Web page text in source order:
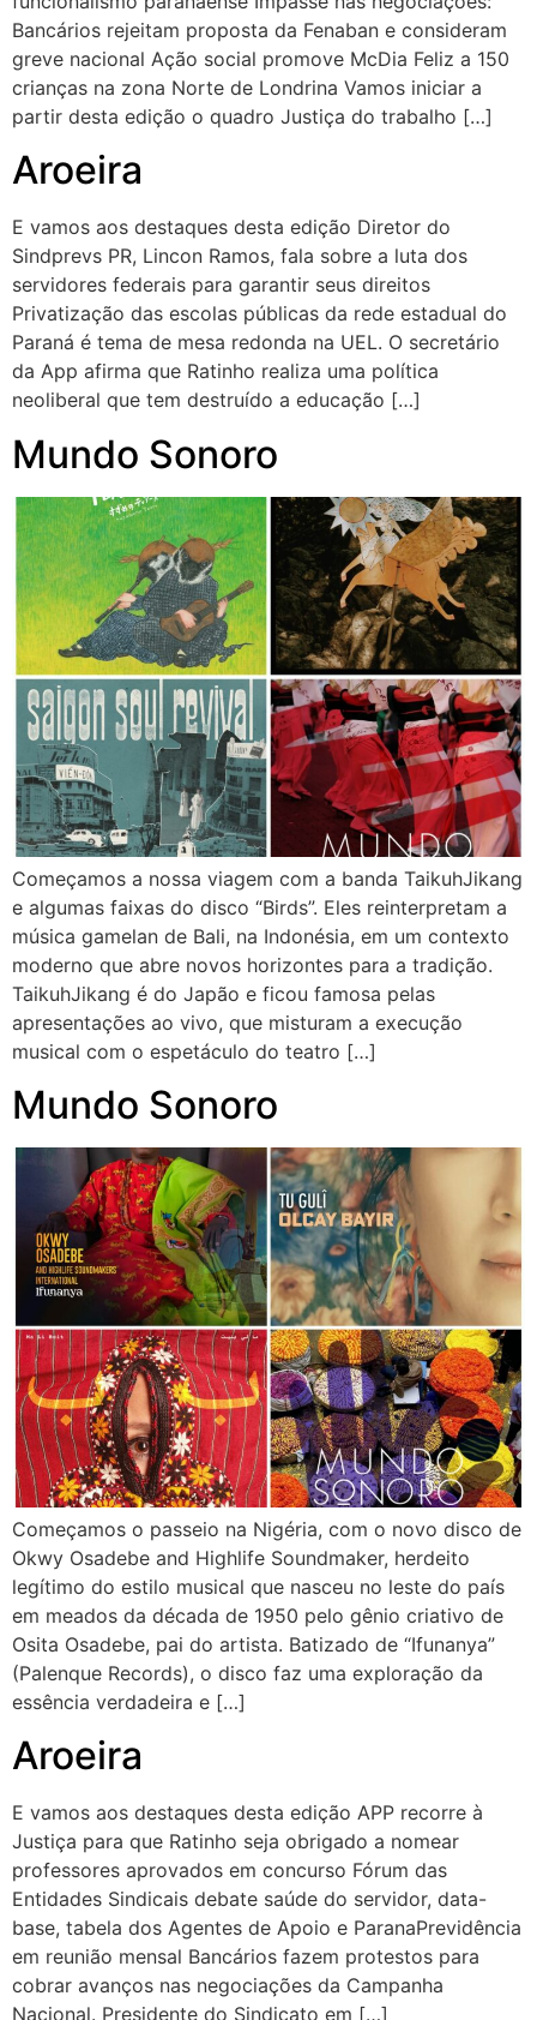
Bancários rejeitam proposta da Fenaban e consideram
greve nacional Ação social promove McDia Feliz a 150
crianças na zona Norte de Londrina Vamos iniciar a
partir desta edição o quadro Justiça do trabalho […]
Aroeira
E vamos aos destaques desta edição Diretor do
Sindprevs PR, Lincon Ramos, fala sobre a luta dos
servidores federais para garantir seus direitos
Privatização das escolas públicas da rede estadual do
Paraná é tema de mesa redonda na UEL. O secretário
da App afirma que Ratinho realiza uma política
neoliberal que tem destruído a educação […]
Mundo Sonoro
Começamos a nossa viagem com a banda TaikuhJikang
e algumas faixas do disco “Birds”. Eles reinterpretam a
música gamelan de Bali, na Indonésia, em um contexto
moderno que abre novos horizontes para a tradição.
TaikuhJikang é do Japão e ficou famosa pelas
apresentações ao vivo, que misturam a execução
musical com o espetáculo do teatro […]
Mundo Sonoro
Começamos o passeio na Nigéria, com o novo disco de
Okwy Osadebe and Highlife Soundmaker, herdeito
legítimo do estilo musical que nasceu no leste do país
em meados da década de 1950 pelo gênio criativo de
Osita Osadebe, pai do artista. Batizado de “Ifunanya”
(Palenque Records), o disco faz uma exploração da
essência verdadeira e […]
Aroeira
E vamos aos destaques desta edição APP recorre à
Justiça para que Ratinho seja obrigado a nomear
professores aprovados em concurso Fórum das
Entidades Sindicais debate saúde do servidor, data-
base, tabela dos Agentes de Apoio e ParanaPrevidência
em reunião mensal Bancários fazem protestos para
cobrar avanços nas negociações da Campanha
Nacional. Presidente do Sindicato em […]